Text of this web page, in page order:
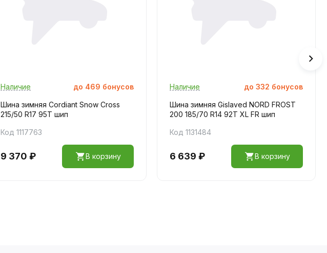
Наличие до 469 бонусов
Шина зимняя Cordiant Snow Cross
215/50 R17 95T шип
Код 1117763
9 370 ₽ В корзину
Наличие до 332 бонусов
Шина зимняя Gislaved NORD FROST
200 185/70 R14 92T XL FR шип
Код 1131484
6 639 ₽ В корзину